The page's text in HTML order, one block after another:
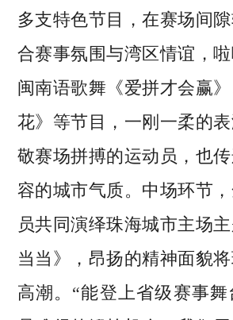
多支特色节目，在赛场间
合赛事氛围与湾区情谊，
闽南语歌舞《爱拼才会赢
花》等节目，一刚一柔的
敬赛场拼搏的运动员，也
容的城市气质。中场环节
员共同演绎珠海城市主场
当当》，昂扬的精神面貌
高潮。“能登上省级赛事舞